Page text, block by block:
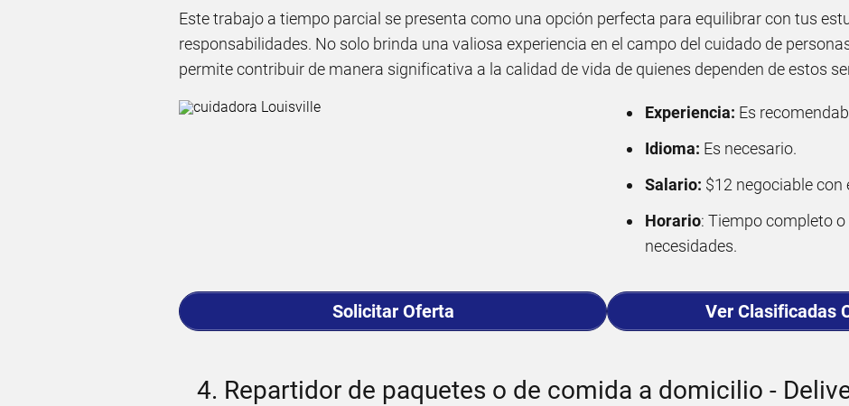
Este trabajo a tiempo parcial se presenta como una opción perfecta para equilibrar con tus
responsabilidades. No solo brinda una valiosa experiencia en el campo del cuidado de
permite contribuir de manera significativa a la calidad de vida de quienes dependen de estos
Experiencia: Es
Idioma: Es necesario.
Salario: $12 negociable con
Horario: Tiempo completo
necesidades.
Solicitar Oferta Ver Clasificadas
4. Repartidor de paquetes o de comida a domicilio -